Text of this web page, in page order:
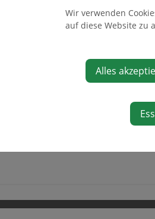
07442/55455
musikschule@waidhofen.at
Wir verwenden
auf diese Website zu
Alles